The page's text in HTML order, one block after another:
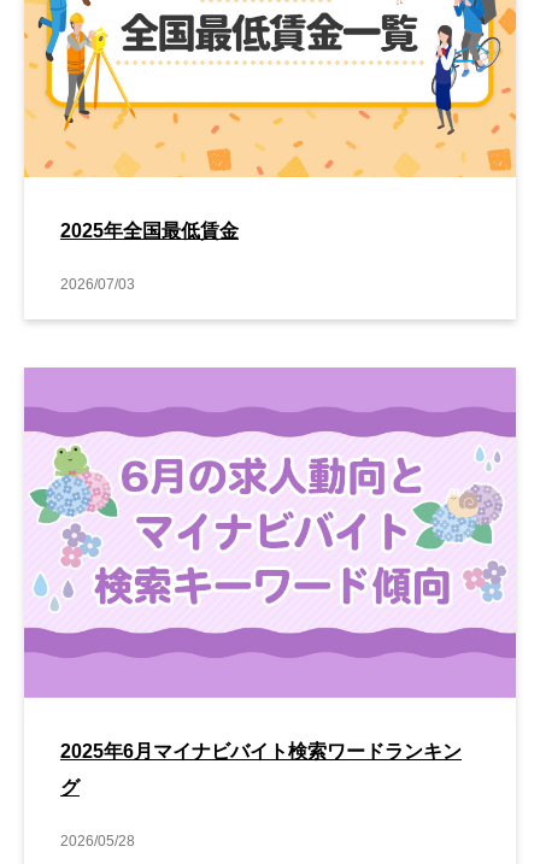
2025年全国最低賃金
2026/07/03
2025年6月マイナビバイト検索ワードランキン
グ
2026/05/28